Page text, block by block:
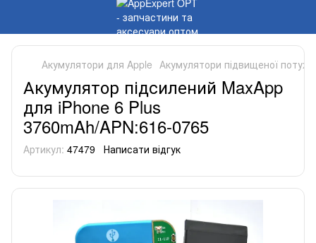
Акумулятори для Apple Акумулятори підвищеної
Акумулятор підсилений MaxApp
для iPhone 6 Plus
3760mAh/APN:616-0765
Артикул: 47479 Написати відгук